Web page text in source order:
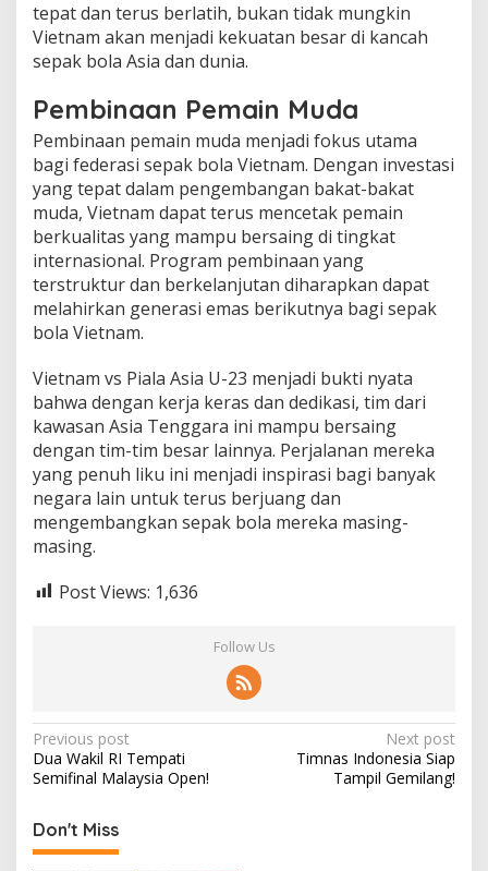
tepat dan terus berlatih, bukan tidak mungkin
Vietnam akan menjadi kekuatan besar di kancah
sepak bola Asia dan dunia.
Pembinaan Pemain Muda
Pembinaan pemain muda menjadi fokus utama
bagi federasi sepak bola Vietnam. Dengan investasi
yang tepat dalam pengembangan bakat-bakat
muda, Vietnam dapat terus mencetak pemain
berkualitas yang mampu bersaing di tingkat
internasional. Program pembinaan yang
terstruktur dan berkelanjutan diharapkan dapat
melahirkan generasi emas berikutnya bagi sepak
bola Vietnam.
Vietnam vs Piala Asia U-23 menjadi bukti nyata
bahwa dengan kerja keras dan dedikasi, tim dari
kawasan Asia Tenggara ini mampu bersaing
dengan tim-tim besar lainnya. Perjalanan mereka
yang penuh liku ini menjadi inspirasi bagi banyak
negara lain untuk terus berjuang dan
mengembangkan sepak bola mereka masing-
masing.
Post Views: 1,636
Follow Us
Post
navigation
Previous post
Dua Wakil RI Tempati
Semifinal Malaysia Open!
Next post
Timnas Indonesia Siap
Tampil Gemilang!
Don't Miss